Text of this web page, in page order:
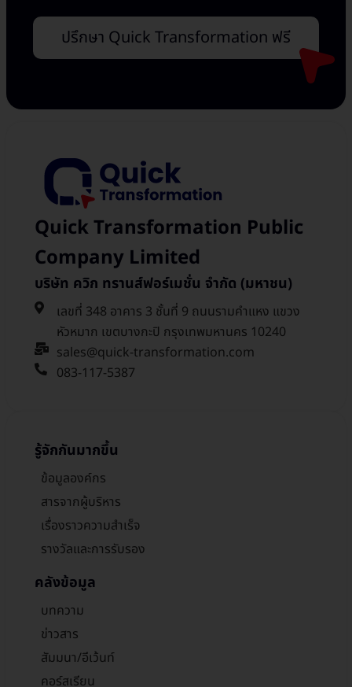
ปรึกษา Quick Transformation ฟรี
Quick Transformation Public
Company Limited
บริษัท ควิก ทรานส์ฟอร์เมชั่น จำกัด (มหาชน)
เลขที่ 348 อาคาร 3 ชั้นที่ 9 ถนนรามคำแหง แขวง
หัวหมาก เขตบางกะปิ กรุงเทพมหานคร 10240
sales@quick-transformation.com​
083-117-5387
รู้จักกันมากขึ้น
ข้อมูลองค์กร
สารจากผู้บริหาร
เรื่องราวความสำเร็จ
รางวัลและการรับรอง
คลังข้อมูล
บทความ
ข่าวสาร
สัมมนา/อีเว้นท์
คอร์สเรียน